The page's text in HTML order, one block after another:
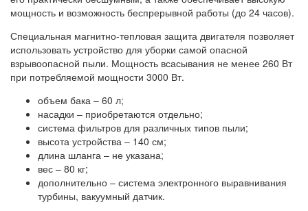
мощность и возможность беспрерывной работы (до 24 часов).
Специальная магнитно-тепловая защита двигателя позволяет
использовать устройство для уборки самой опасной
взрывоопасной пыли. Мощность всасывания не менее 260 Вт
при потребляемой мощности 3000 Вт.
объем бака – 60 л;
насадки – приобретаются отдельно;
система фильтров для различных типов пыли;
высота устройства – 140 см;
длина шланга – не указана;
вес – 80 кг;
дополнительно – система электронного выравнивания
турбины, вакуумный датчик.